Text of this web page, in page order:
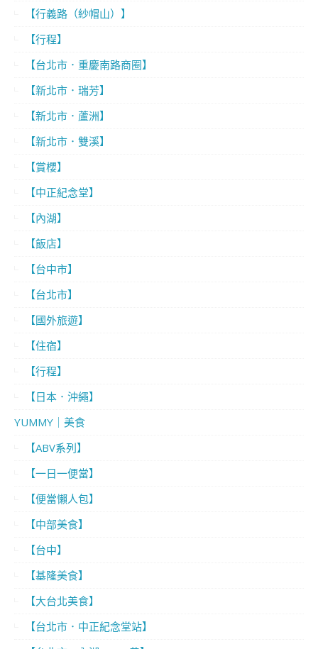
【行義路（紗帽山）】
【行程】
【台北市．重慶南路商圈】
【新北市．瑞芳】
【新北市．蘆洲】
【新北市．雙溪】
【賞櫻】
【中正紀念堂】
【內湖】
【飯店】
【台中市】
【台北市】
【國外旅遊】
【住宿】
【行程】
【日本．沖繩】
YUMMY｜美食
【ABV系列】
【一日一便當】
【便當懶人包】
【中部美食】
【台中】
【基隆美食】
【大台北美食】
【台北市．中正紀念堂站】